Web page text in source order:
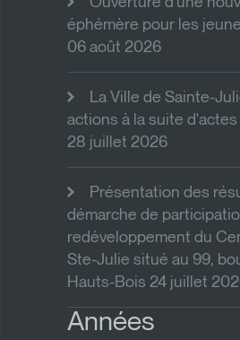
éphémère pour les
06 août 2026
La Ville de Sainte-
actions à la suite
28 juillet 2026
Présentation des
démarche de
redéveloppement du
Ste-Julie situé au 99,
Hauts-Bois 24 juillet
Années